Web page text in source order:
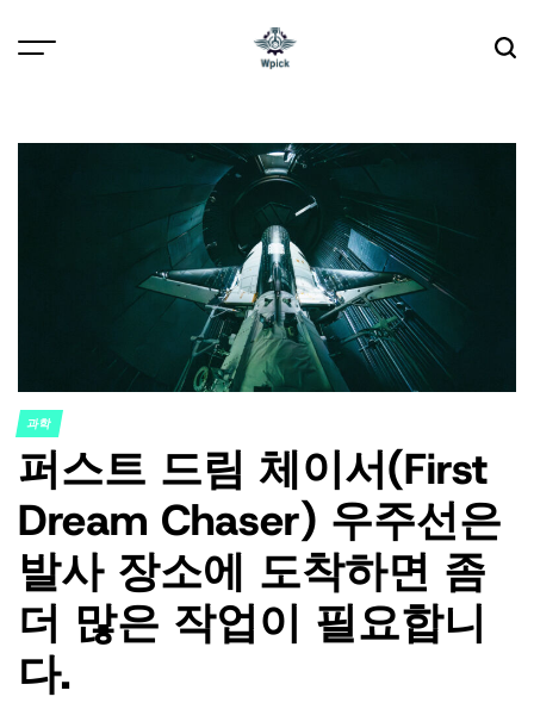
POSTED
IN
과학
퍼스트 드림 체이서(First
Dream Chaser) 우주선은
발사 장소에 도착하면 좀
더 많은 작업이 필요합니
다.